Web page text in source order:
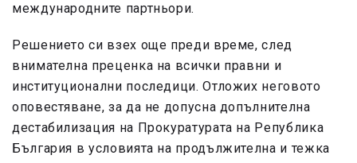
международните партньори.
Решението си взех още преди време, след
внимателна преценка на всички правни и
институционални последици. Отложих неговото
оповестяване, за да не допусна допълнителна
дестабилизация на Прокуратурата на Република
България в условията на продължителна и тежка